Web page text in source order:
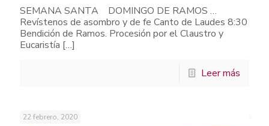
SEMANA SANTA DOMINGO DE RAMOS …
Revístenos de asombro y de fe Canto de Laudes 8:30
Bendición de Ramos. Procesión por el Claustro y
Eucaristía […]
Leer más
22 febrero, 2020